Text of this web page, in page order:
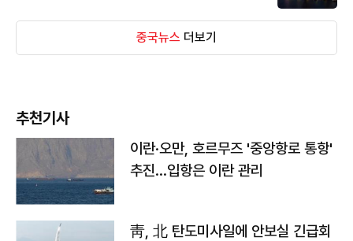
중국뉴스 더보기
추천기사
이란·오만, 호르무즈 '중앙항로 통항'
추진…입항은 이란 관리
靑, 北 탄도미사일에 안보실 긴급회